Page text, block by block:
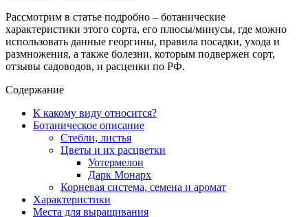
Рассмотрим в статье подробно – ботанические
характеристики этого сорта, его плюсы/минусы, где можно
использовать данные георгины, правила посадки, ухода и
размножения, а также болезни, которым подвержен сорт,
отзывы садоводов, и расценки по РФ.
Содержание
К какому виду относится?
Ботаническое описание
Стебли, листья
Цветы и их расцветки
Уотермелон
Дарк Монарх
Корневая система, семена и аромат
Характеристики
Места для выращивания